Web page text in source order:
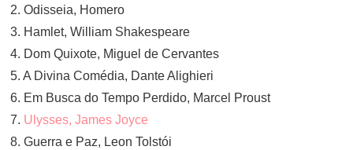
2. Odisseia, Homero
3. Hamlet, William Shakespeare
4. Dom Quixote, Miguel de Cervantes
5. A Divina Comédia, Dante Alighieri
6. Em Busca do Tempo Perdido, Marcel Proust
7. Ulysses, James Joyce
8. Guerra e Paz, Leon Tolstói